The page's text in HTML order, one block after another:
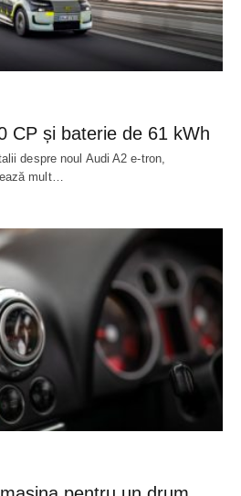
CP și baterie de 61 kWh
despre noul Audi A2 e-tron,
mult…